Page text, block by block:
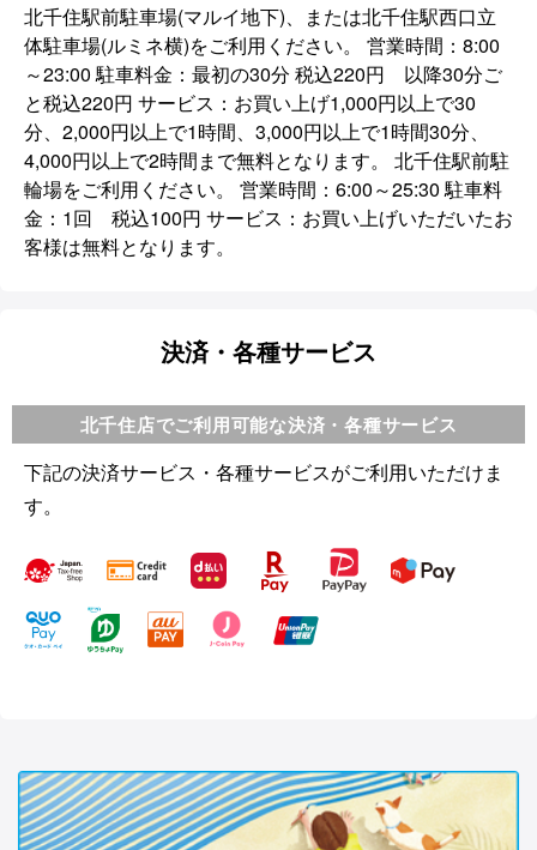
北千住駅前駐車場(マルイ地下)、または北千住駅西口立
体駐車場(ルミネ横)をご利用ください。 営業時間：8:00
～23:00 駐車料金：最初の30分 税込220円 以降30分ご
と税込220円 サービス：お買い上げ1,000円以上で30
分、2,000円以上で1時間、3,000円以上で1時間30分、
4,000円以上で2時間まで無料となります。 北千住駅前駐
輪場をご利用ください。 営業時間：6:00～25:30 駐車料
金：1回 税込100円 サービス：お買い上げいただいたお
客様は無料となります。
決済・各種サービス
北千住店でご利用可能な決済・各種サービス
下記の決済サービス・各種サービスがご利用いただけま
す。